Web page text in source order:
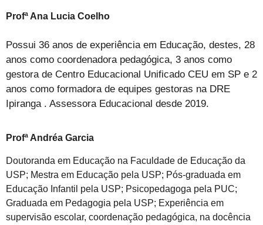
Profª Ana Lucia Coelho
Possui 36 anos de experiência em Educação, destes, 28
anos como coordenadora pedagógica, 3 anos como
gestora de Centro Educacional Unificado CEU em SP e 2
anos como formadora de equipes gestoras na DRE
Ipiranga . Assessora Educacional desde 2019.
Profª Andréa Garcia
Doutoranda em Educação na Faculdade de Educação da
USP; Mestra em Educação pela USP; Pós-graduada em
Educação Infantil pela USP; Psicopedagoga pela PUC;
Graduada em Pedagogia pela USP; Experiência em
supervisão escolar, coordenação pedagógica, na docência